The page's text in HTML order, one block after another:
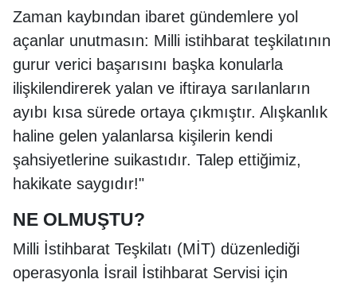
Zaman kaybından ibaret gündemlere yol
açanlar unutmasın: Milli istihbarat teşkilatının
gurur verici başarısını başka konularla
ilişkilendirerek yalan ve iftiraya sarılanların
ayıbı kısa sürede ortaya çıkmıştır. Alışkanlık
haline gelen yalanlarsa kişilerin kendi
şahsiyetlerine suikastıdır. Talep ettiğimiz,
hakikate saygıdır!"
NE OLMUŞTU?
Milli İstihbarat Teşkilatı (MİT) düzenlediği
operasyonla İsrail İstihbarat Servisi için